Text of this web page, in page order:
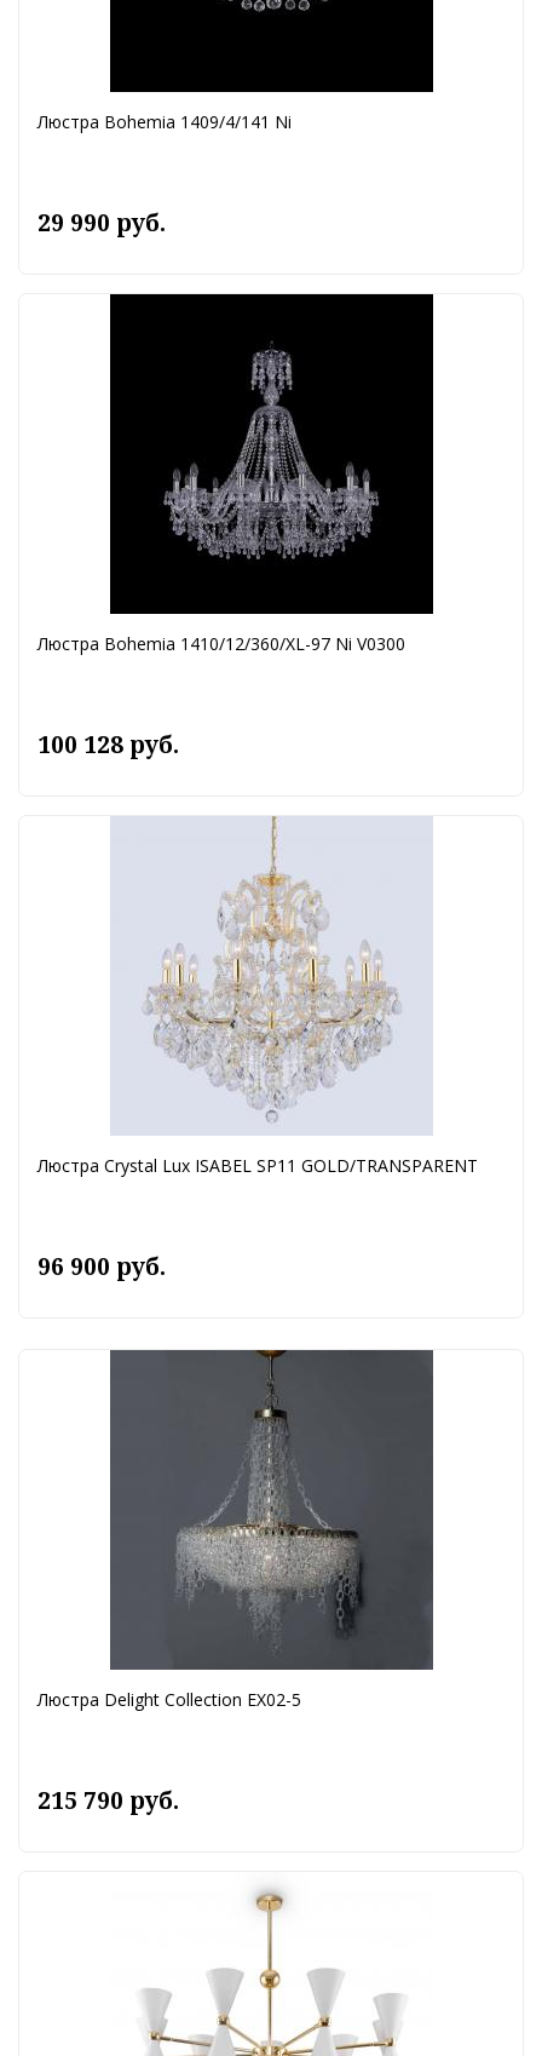
Люстра Bohemia 1409/4/141 Ni
29 990 руб.
Люстра Bohemia 1410/12/360/XL-97 Ni V0300
100 128 руб.
Люстра Crystal Lux ISABEL SP11 GOLD/TRANSPARENT
96 900 руб.
Люстра Delight Collection EX02-5
215 790 руб.